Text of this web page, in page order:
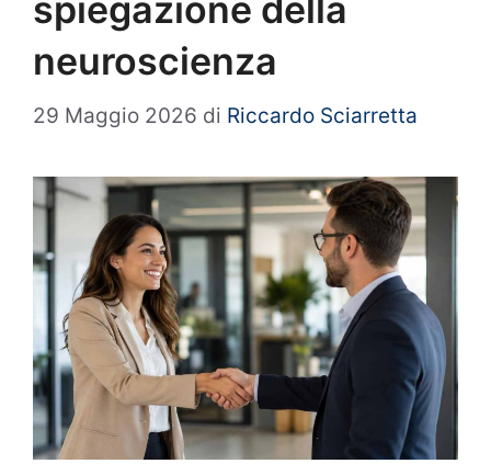
spiegazione della
neuroscienza
29 Maggio 2026 di Riccardo Sciarretta